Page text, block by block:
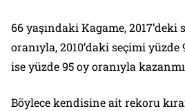
66 yaşındaki Kagame, 2017’deki
oranıyla, 2010’daki seçimi yüzde
ise yüzde 95 oy oranıyla
Böylece kendisine ait rekoru